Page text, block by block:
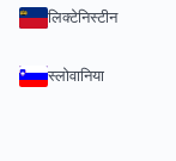
लिक्टेनिस्टीन
स्लोवानिया